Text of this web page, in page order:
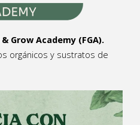
Grow Academy (FGA).
orgánicos y sustratos de